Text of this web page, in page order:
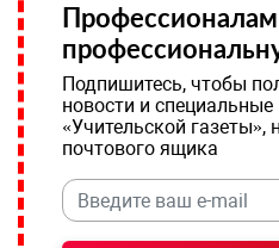
Подпишитесь, чтобы
новости и
«Учительской газеты»,
почтового ящика